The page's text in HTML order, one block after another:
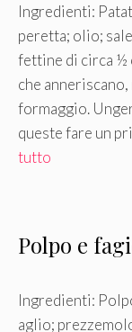
Ingredienti:
peretta; olio;
fettine di circa ½
che
formaggio.
queste fare un
tutto
Polpo e
Ingredienti:
aglio;